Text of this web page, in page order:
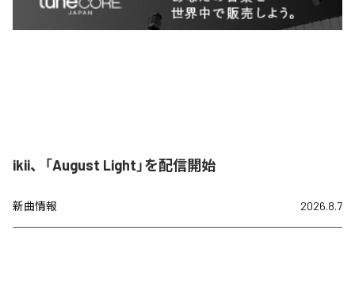
ikii、「August Light」を配信開始
新曲情報 2026.8.7